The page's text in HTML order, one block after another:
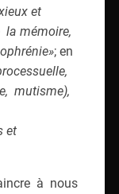
et
la mémoire,
; en
mutisme),
et
à nous